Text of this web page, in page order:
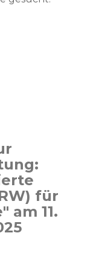
für
am 11.